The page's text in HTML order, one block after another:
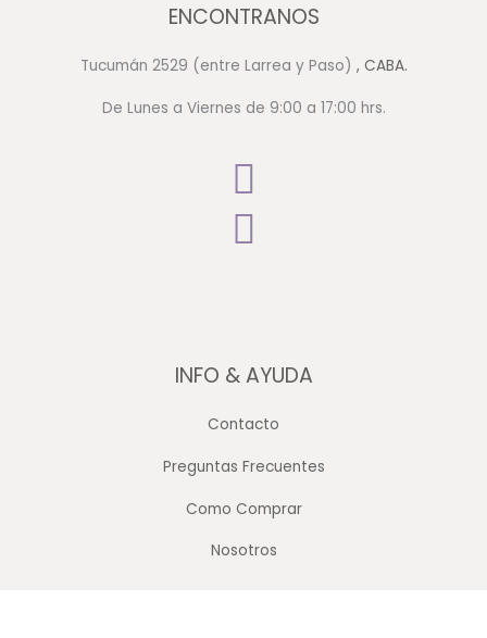
ENCONTRANOS
Tucumán 2529 (entre Larrea y Paso) , CABA.
De Lunes a Viernes de 9:00 a 17:00 hrs.
INFO & AYUDA
Contacto
Preguntas Frecuentes
Como Comprar
Nosotros